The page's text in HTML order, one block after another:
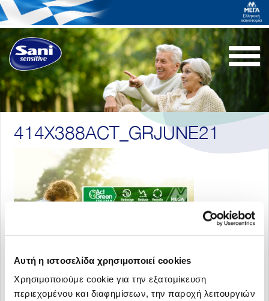
Αυτή η ιστοσελίδα χρησιμοποιεί cookies
Χρησιμοποιούμε cookie για την εξατομίκευση
περιεχομένου και διαφημίσεων, την παροχή λειτουργιών
414X388ACT_GRJUNE21